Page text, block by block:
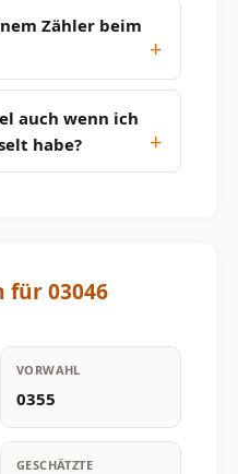
Zähler beim
auch wenn ich
habe?
03046
VORWAHL
0355
GESCHÄTZTE